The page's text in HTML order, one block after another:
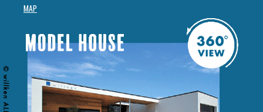
MAP